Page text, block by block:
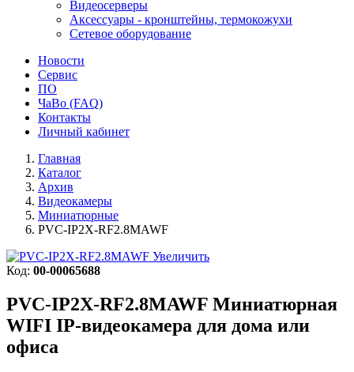
Видеосерверы
Аксессуары - кронштейны, термокожухи
Сетевое оборудование
Новости
Сервис
ПО
ЧаВо (FAQ)
Контакты
Личный кабинет
Главная
Каталог
Архив
Видеокамеры
Миниатюрные
PVC-IP2X-RF2.8MAWF
Увеличить
Код: 00-00065688
PVC-IP2X-RF2.8MAWF Миниатюрная
WIFI IP-видеокамера для дома или
офиса